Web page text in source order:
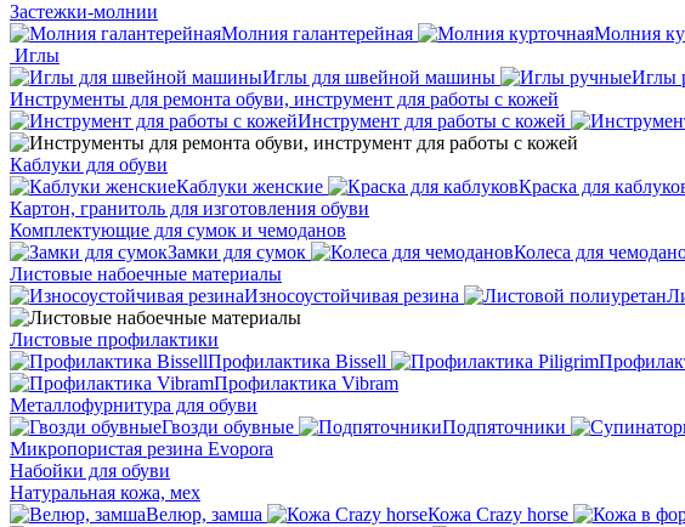
Застежки-молнии
Молния галантерейная
Молния
Иглы
Иглы для швейной машины
Иглы
Инструменты для ремонта обуви, инструмент для работы с кожей
Инструмент для работы с кожей
Каблуки для обуви
Каблуки женские
Краска для
Картон, гранитоль для изготовления обуви
Комплектующие для сумок и чемоданов
Замки для сумок
Колеса для
Листовые набоечные материалы
Износоустойчивая резина
Листовые профилактики
Профилактика Bissell
Профилактика Vibram
Металлофурнитура для обуви
Гвозди обувные
Подпяточники
Микропористая резина Evopora
Набойки для обуви
Натуральная кожа, мех
Велюр, замша
Кожа Crazy horse